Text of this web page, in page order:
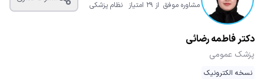
مشاوره موفق از ۲۹ امتیاز نظام پزشکی
دکتر فاطمه رضائی
پزشک عمومی
نسخه الکترونیک